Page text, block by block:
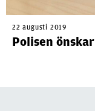
22 augusti 2019
Polisen